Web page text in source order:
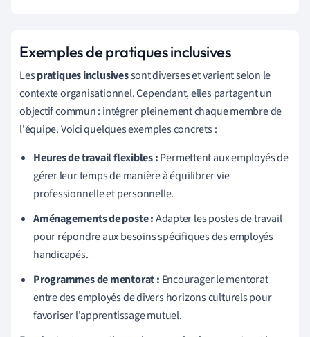
Exemples de pratiques inclusives
Lespratiques inclusivessont diverses et varient selon le
contexte organisationnel. Cependant, elles partagent un
objectif commun : intégrer pleinement chaque membre de
l'équipe. Voici quelques exemples concrets :
Heures de travail flexibles :Permettent aux employés de
gérer leur temps de manière à équilibrer vie
professionnelle et personnelle.
Aménagements de poste :Adapter les postes de travail
pour répondre aux besoins spécifiques des employés
handicapés.
Programmes de mentorat : Encourager le mentorat
entre des employés de divers horizons culturels pour
favoriser l'apprentissage mutuel.